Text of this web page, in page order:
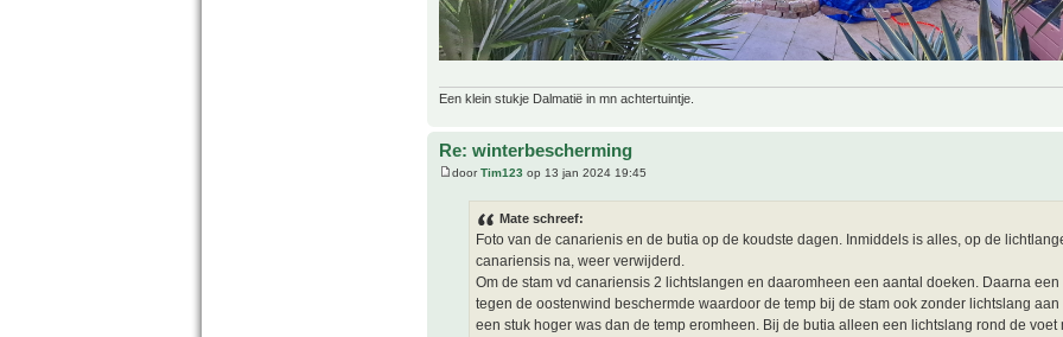
Een klein stukje Dalmatië in mn achtertuintje.
Re: winterbescherming
doorTim123 op 13 jan 2024 19:45
Mate schreef:
Foto van de canarienis en de butia op de koudste dagen. Inmiddels is alles, op de
canariensis na, weer verwijderd.
Om de stam vd canariensis 2 lichtslangen en daaromheen een aantal doeken. Daarna
tegen de oostenwind beschermde waardoor de temp bij de stam ook zonder lichtslang aan
een stuk hoger was dan de temp eromheen. Bij de butia alleen een lichtslang rond de voet